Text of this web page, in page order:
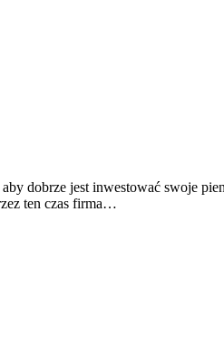
dobrze jest inwestować swoje
ten czas firma…